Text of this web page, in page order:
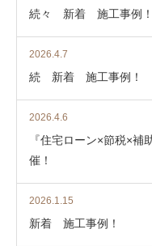
続々 新着 施工事例！
2026.4.7
続 新着 施工事例！
2026.4.6
『住宅ローン×節税×補
催！
2026.1.15
新着 施工事例！